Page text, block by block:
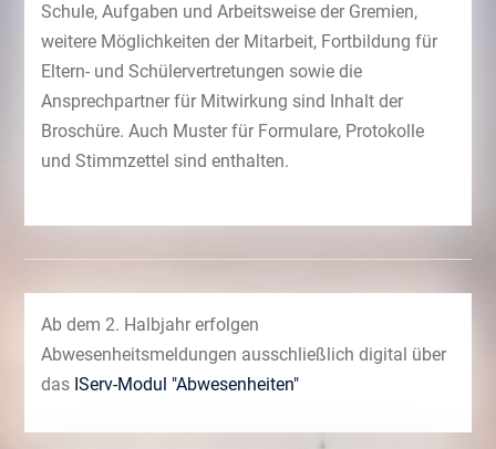
Schule, Aufgaben und Arbeitsweise der Gremien,
weitere Möglichkeiten der Mitarbeit, Fortbildung für
Eltern- und Schülervertretungen sowie die
Ansprechpartner für Mitwirkung sind Inhalt der
Broschüre. Auch Muster für Formulare, Protokolle
und Stimmzettel sind enthalten.
Ab dem 2. Halbjahr erfolgen
Abwesenheitsmeldungen ausschließlich digital über
das IServ-Modul "Abwesenheiten"